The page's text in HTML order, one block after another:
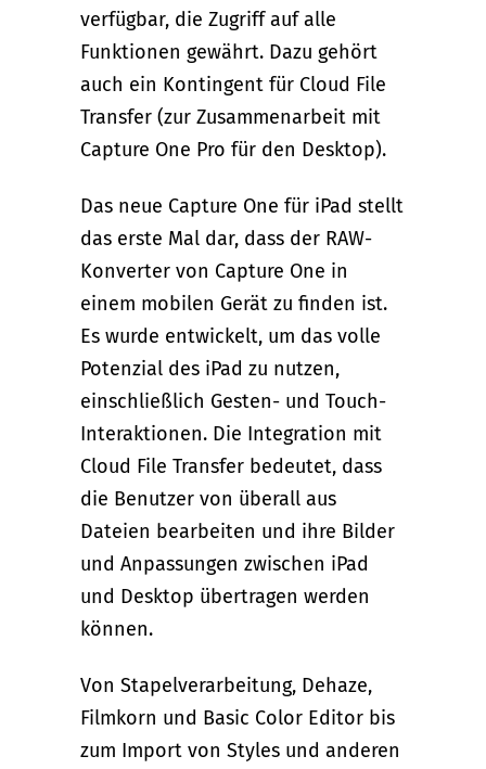
verfügbar, die Zugriff auf alle
Funktionen gewährt. Dazu gehört
auch ein Kontingent für Cloud File
Transfer (zur Zusammenarbeit mit
Capture One Pro für den Desktop).
Das neue Capture One für iPad stellt
das erste Mal dar, dass der RAW-
Konverter von Capture One in
einem mobilen Gerät zu finden ist.
Es wurde entwickelt, um das volle
Potenzial des iPad zu nutzen,
einschließlich Gesten- und Touch-
Interaktionen. Die Integration mit
Cloud File Transfer bedeutet, dass
die Benutzer von überall aus
Dateien bearbeiten und ihre Bilder
und Anpassungen zwischen iPad
und Desktop übertragen werden
können.
Von Stapelverarbeitung, Dehaze,
Filmkorn und Basic Color Editor bis
zum Import von Styles und anderen